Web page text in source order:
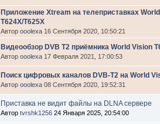
Приложение Xtream на телеприставках
T624X/T625X
Автор ooolexa 16 Сентября 2020, 10:50:21
Видеообзор DVB T2 приёмника World Vision
Автор ooolexa 17 Февраля 2021, 17:00:53
Поиск цифровых каналов DVB-T2 на World
Автор ooolexa 08 Сентября 2020, 19:52:31
Приставка не видит файлы на DLNA сервере
Автор tvrshk1256 24 Января 2025, 20:54:00